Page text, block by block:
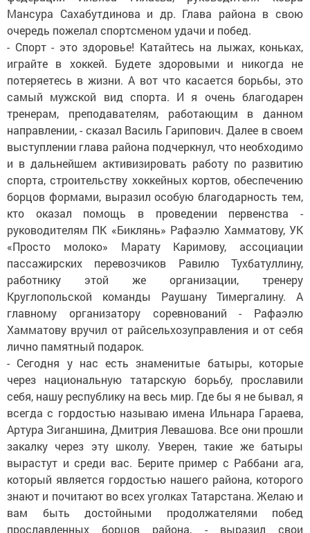
Мансура Сахабутдинова и др. Глава района в свою
очередь пожелал спортсменом удачи и побед.
- Спорт - это здоровье! Катайтесь на лыжах, коньках,
играйте в хоккей. Будете здоровыми и никогда не
потеряетесь в жизни. А вот что касается борьбы, это
самый мужской вид спорта. И я очень благодарен
тренерам, преподавателям, работающим в данном
направлении, - сказал Василь Гарипович. Далее в своем
выступлении глава района подчеркнул, что необходимо
и в дальнейшем активизировать работу по развитию
спорта, строительству хоккейных кортов, обеспечению
борцов формами, выразил особую благодарность тем,
кто оказал помощь в проведении первенства -
руководителям ПК «Биклянь» Рафаэлю Хамматову, УК
«Просто молоко» Марату Каримову, ассоциации
пассажирских перевозчиков Равилю Тухбатуллину,
работнику этой же организации, тренеру
Круглопольской команды Раушану Тимергалину. А
главному организатору соревнований - Рафаэлю
Хамматову вручил от райсельхозуправления и от себя
лично памятный подарок.
- Сегодня у нас есть знаменитые батыры, которые
через национальную татарскую борьбу, прославили
себя, нашу республику на весь мир. Где бы я не бывал, я
всегда с гордостью называю имена Ильнара Гараева,
Артура Зиганшина, Дмитрия Левашова. Все они прошли
закалку через эту школу. Уверен, такие же батыры
вырастут и среди вас. Берите пример с Раббани ага,
который является гордостью нашего района, которого
знают и почитают во всех уголках Татарстана. Желаю и
вам быть достойными продолжателями побед
прославленных борцов района, - выразил свои